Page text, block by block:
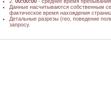
воды
редуктор на вод
yandex.ru
редукционный клапан на
Данные насчитываются собственным
фактическое время нахождения
Детальные разрезы (гео, поведение
запросу.